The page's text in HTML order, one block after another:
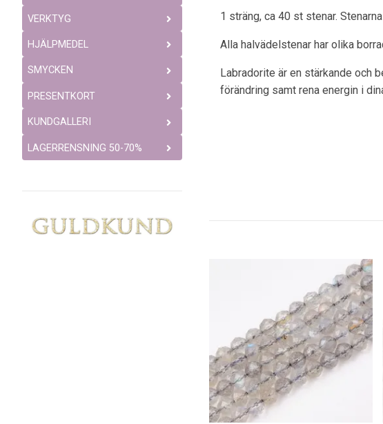
VERKTYG
HJÄLPMEDEL
SMYCKEN
PRESENTKORT
KUNDGALLERI
LAGERRENSNING 50-70%
1 sträng, ca 40 st stenar.
Alla halvädelstenar har olika
Labradorite är en stärkande och
förändring samt rena energin i